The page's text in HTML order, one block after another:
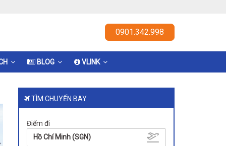
0901.342.998
BLOG VLINK
TÌM CHUYẾN BAY
Điểm đi
Hồ Chí Minh (SGN)